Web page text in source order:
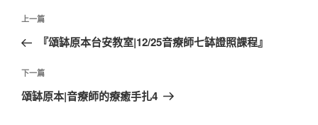
文
導
覽
上
一
文
章
上一篇
『頌缽原本台安教室|12/25音療師七缽證照課程』
下
一
下一篇
頌缽原本|音療師的療癒手扎4